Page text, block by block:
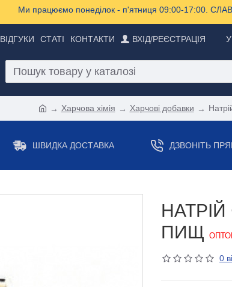
Ми працюємо понеділок - п'ятниця 09:00-17:00.
ВІДГУКИ СТАТІ КОНТАКТИ ВХІД/РЕЄСТРАЦІЯ
Харчова хімія Харчові добавки
ШВИДКА ДОСТАВКА ДЗВОНІТЬ
ПИЩ
0